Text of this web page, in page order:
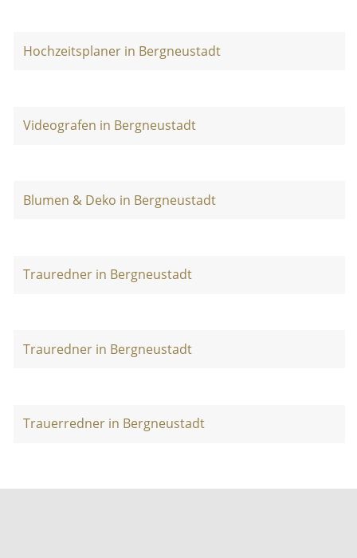
Hochzeitsplaner in Bergneustadt
Videografen in Bergneustadt
Blumen & Deko in Bergneustadt
Trauredner in Bergneustadt
Trauredner in Bergneustadt
Trauerredner in Bergneustadt